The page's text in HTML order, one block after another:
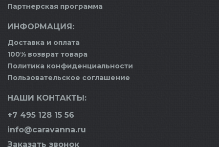
Партнерская программа
ИНФОРМАЦИЯ:
Доставка и оплата
100% возврат товара
Политика конфиденциальности
Пользовательское соглашение
НАШИ КОНТАКТЫ:
+7 495 128 15 56
info@caravanna.ru
Заказать звонок